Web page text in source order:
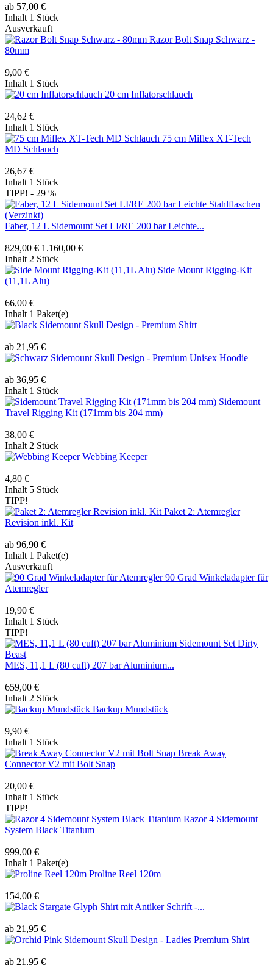
ab 57,00 €
Inhalt 1 Stück
Ausverkauft
Razor Bolt Snap Schwarz -
80mm
9,00 €
Inhalt 1 Stück
20 cm Inflatorschlauch
24,62 €
Inhalt 1 Stück
75 cm Miflex XT-Tech
MD Schlauch
26,67 €
Inhalt 1 Stück
TIPP! - 29 %
Faber, 12 L Sidemount Set LI/RE 200 bar Leichte...
829,00 € 1.160,00 €
Inhalt 2 Stück
Side Mount Rigging-Kit
(11,1L Alu)
66,00 €
Inhalt 1 Paket(e)
Sidemount Skull Design - Premium Shirt
ab 21,95 €
Sidemount Skull Design - Premium Unisex Hoodie
ab 36,95 €
Inhalt 1 Stück
Sidemount
Travel Rigging Kit (171mm bis 204 mm)
38,00 €
Inhalt 2 Stück
Webbing Keeper
4,80 €
Inhalt 5 Stück
TIPP!
Paket 2: Atemregler
Revision inkl. Kit
ab 96,90 €
Inhalt 1 Paket(e)
Ausverkauft
90 Grad Winkeladapter für
Atemregler
19,90 €
Inhalt 1 Stück
TIPP!
MES, 11,1 L (80 cuft) 207 bar Aluminium...
659,00 €
Inhalt 2 Stück
Backup Mundstück
9,90 €
Inhalt 1 Stück
Break Away
Connector V2 mit Bolt Snap
20,00 €
Inhalt 1 Stück
TIPP!
Razor 4 Sidemount
System Black Titanium
999,00 €
Inhalt 1 Paket(e)
Proline Reel 120m
154,00 €
Stargate Glyph Shirt mit Antiker Schrift -...
ab 21,95 €
Sidemount Skull Design - Ladies Premium Shirt
ab 21,95 €